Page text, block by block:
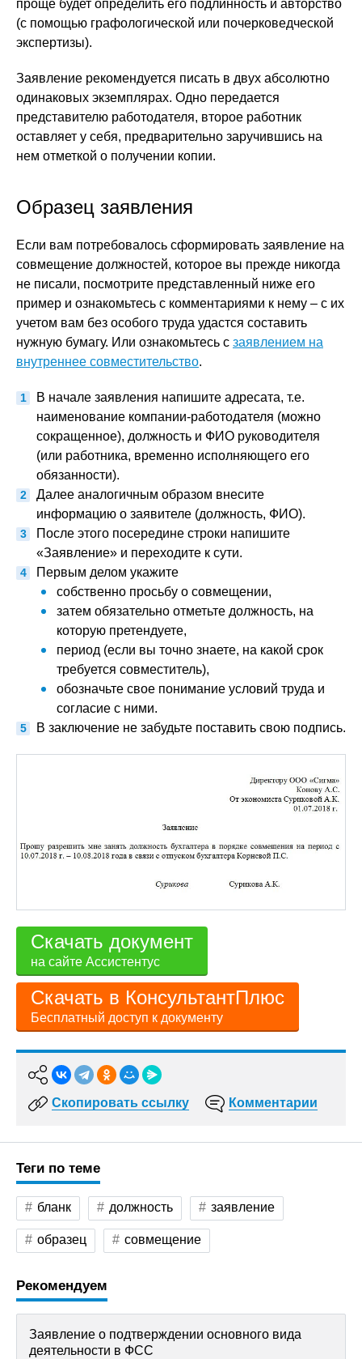
проще будет определить его подлинность и авторство
(с помощью графологической или почерковедческой
экспертизы).
Заявление рекомендуется писать в двух абсолютно
одинаковых экземплярах. Одно передается
представителю работодателя, второе работник
оставляет у себя, предварительно заручившись на
нем отметкой о получении копии.
Образец заявления
Если вам потребовалось сформировать заявление на
совмещение должностей, которое вы прежде никогда
не писали, посмотрите представленный ниже его
пример и ознакомьтесь с комментариями к нему – с их
учетом вам без особого труда удастся составить
нужную бумагу. Или ознакомьтесь с заявлением на
внутреннее совместительство.
В начале заявления напишите адресата, т.е.
наименование компании-работодателя (можно
сокращенное), должность и ФИО руководителя
(или работника, временно исполняющего его
обязанности).
Далее аналогичным образом внесите
информацию о заявителе (должность, ФИО).
После этого посередине строки напишите
«Заявление» и переходите к сути.
Первым делом укажите
собственно просьбу о совмещении,
затем обязательно отметьте должность, на
которую претендуете,
период (если вы точно знаете, на какой срок
требуется совместитель),
обозначьте свое понимание условий труда и
согласие с ними.
В заключение не забудьте поставить свою подпись.
Скачать документ
на сайте Ассистентус
Скачать в КонсультантПлюс
Бесплатный доступ к документу
Скопировать ссылку Комментарии
Теги по теме
бланк должность заявление
образец совмещение
Рекомендуем
Заявление о подтверждении основного вида
деятельности в ФСС